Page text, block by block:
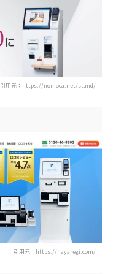
引用元：https://nomoca.net/stand/
引用元：https://hayaregi.com/